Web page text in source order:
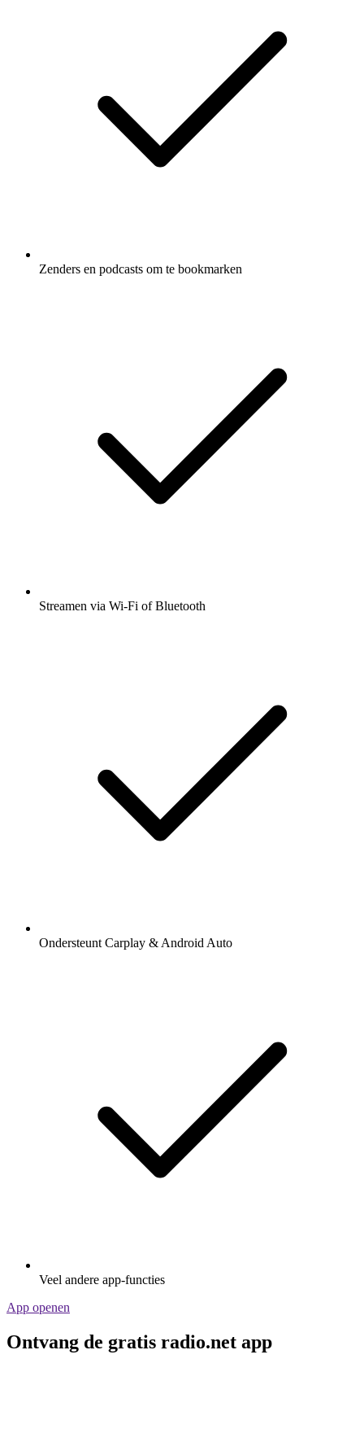
Zenders en podcasts om te bookmarken
Streamen via Wi-Fi of Bluetooth
Ondersteunt Carplay & Android Auto
Veel andere app-functies
App openen
Ontvang de gratis radio.net app